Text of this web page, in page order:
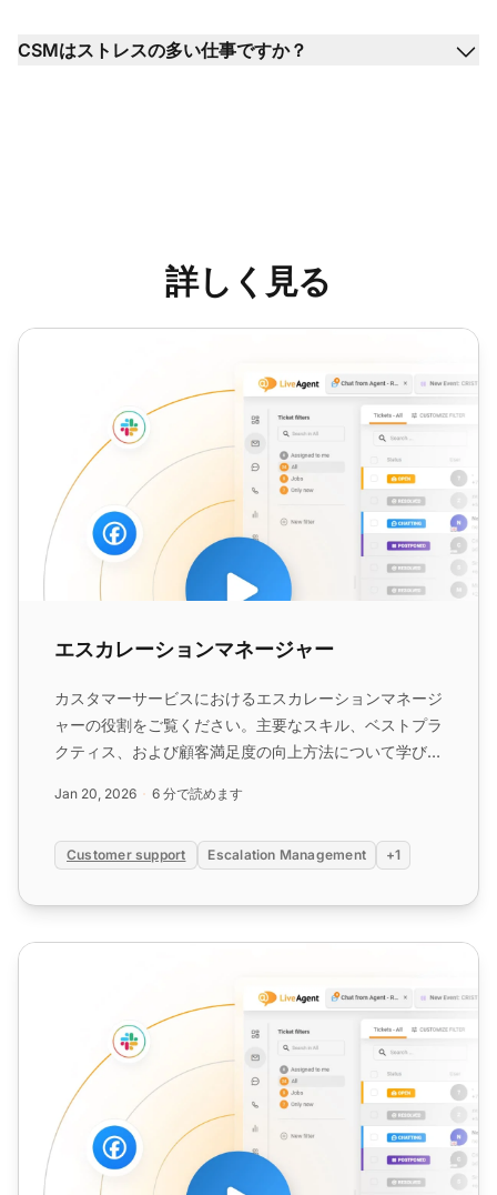
CSMはストレスの多い仕事ですか？
詳しく見る
エスカレーションマネージャー
エスカレーションマネージャー
カスタマーサービスにおけるエスカレーションマネージ
ャーの役割をご覧ください。主要なスキル、ベストプラ
クティス、および顧客満足度の向上方法について学びま
Jan 20, 2026 6 分で読めます
Customer support Escalation Management +1
カスタマーサービスコンサルタント